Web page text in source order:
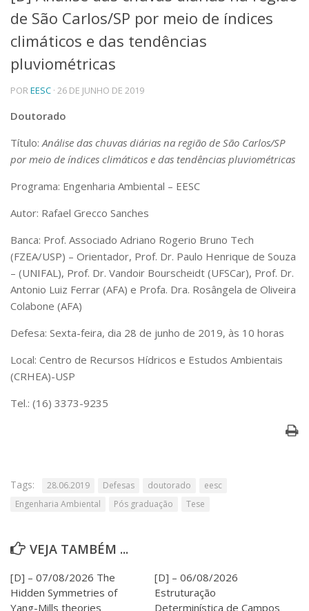
Telefones e Mapas
Pessoas
Ensino
Graduação
Educação a distância
Cursos de Extensão
Linhas de Pesquisa
Centros, Núcleos e Projetos em Rede
Pós-doutorado
Iniciação Científica
Transferência de Tecnologia
Extensão à Comunidade
Projetos, Programas e Cursos
Artes, Cultura e Esportes
Museus e Espaços Interativos
Bibliotecas
Segurança, Trânsito e Prevenção
RH, Administrativo e Financeiro
Comunicação
Defesa de Teses
de São Carlos/SP por meio de índices
climáticos e das tendências
pluviométricas
POREESC · 26 DE JUNHO DE 2019
Doutorado
Título: Análise das chuvas diárias na região de São Carlos/SP
por meio de índices climáticos e das tendências pluviométricas
Programa: Engenharia Ambiental – EESC
Autor: Rafael Grecco Sanches
Banca: Prof. Associado Adriano Rogerio Bruno Tech
(FZEA/USP) – Orientador, Prof. Dr. Paulo Henrique de Souza
– (UNIFAL), Prof. Dr. Vandoir Bourscheidt (UFSCar), Prof. Dr.
Antonio Luiz Ferrar (AFA) e Profa. Dra. Rosângela de Oliveira
Colabone (AFA)
Defesa: Sexta-feira, dia 28 de junho de 2019, às 10 horas
Local: Centro de Recursos Hídricos e Estudos Ambientais
(CRHEA)-USP
Tel.: (16) 3373-9235
Tags: 28.06.2019 Defesas doutorado
eesc
Engenharia Ambiental
Pós graduação Tese
VEJA TAMBÉM ...
[D] – 07/08/2026 The
Hidden Symmetries of
Yang-Mills theories
[D] – 06/08/2026
Estruturação
Determinística de Campos